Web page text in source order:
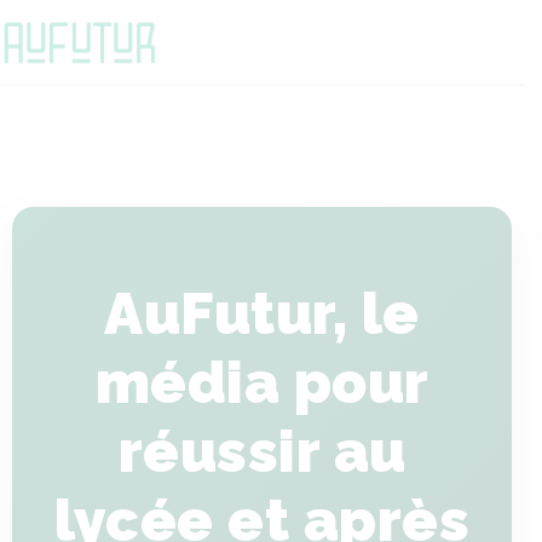
AuFutur, le
média pour
réussir au
lycée et après